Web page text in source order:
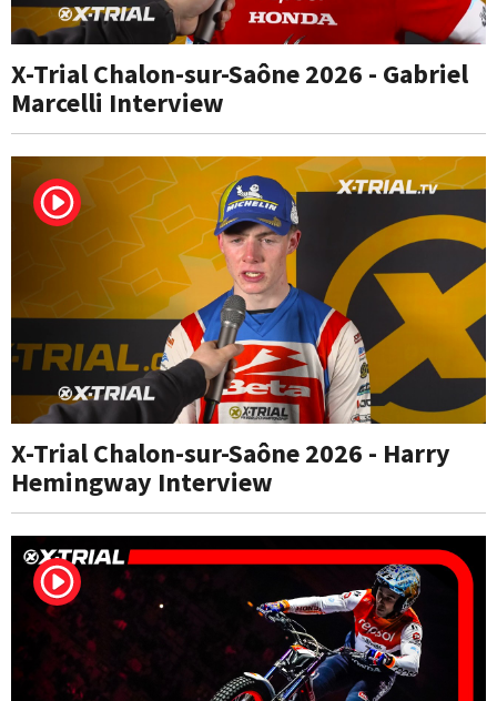
X-Trial Chalon-sur-Saône 2026 - Gabriel
Marcelli Interview
X-Trial Chalon-sur-Saône 2026 - Harry
Hemingway Interview